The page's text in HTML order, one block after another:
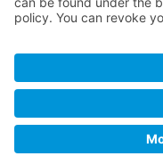
Wo Integrität etwas Wert ist
blog
Partnerprogram
Impressum